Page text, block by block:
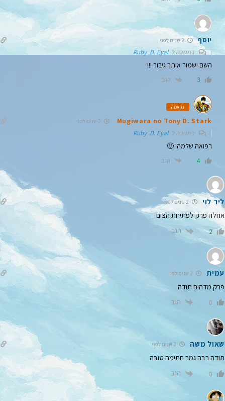
יוסף 2 שנים לפני
בתגובה לRuby .D. Eyal
השם ישמור אותך גיבור !!!
3 הגב
נקאמה
Mugiwara no Tony D. Stark
בתגובה לRuby .D. Eyal
רפואה שלמה! 🙂
4 הגב
ליר לוי
אחלה פרק לפתיחת הצום
2 הגב
עמית
פרק מדהים תודה
0 הגב
שאול משה
תודה רבה גמר חתימה טובה
0 הגב